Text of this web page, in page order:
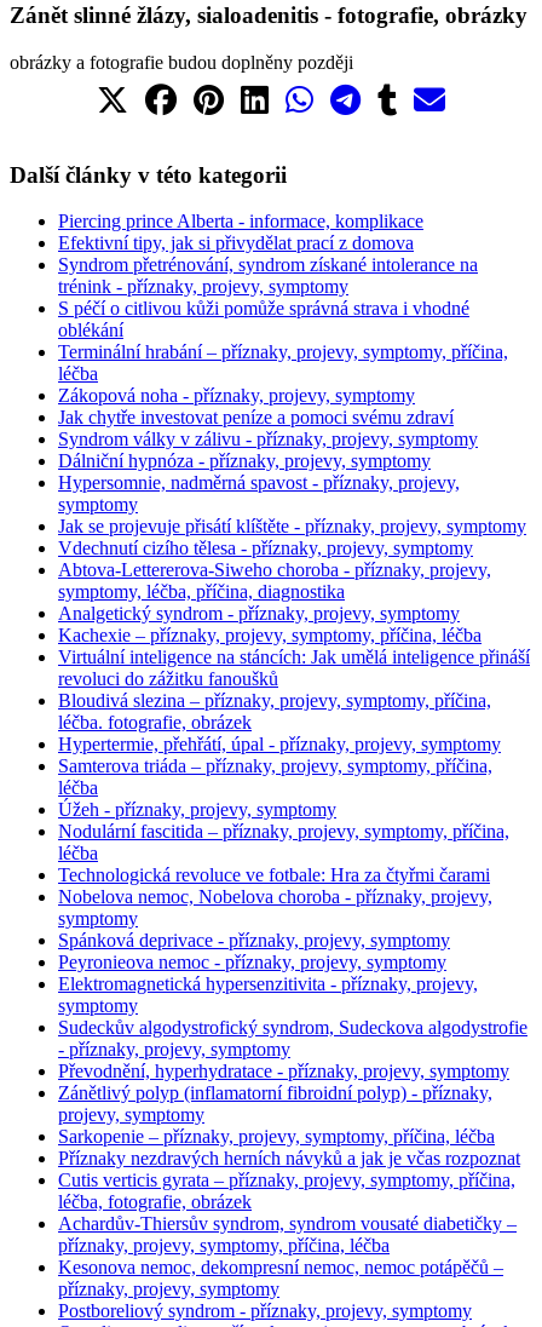
Zánět slinné žlázy, sialoadenitis - fotografie, obrázky
obrázky a fotografie budou doplněny později
Další články v této kategorii
Piercing prince Alberta - informace, komplikace
Efektivní tipy, jak si přivydělat prací z domova
Syndrom přetrénování, syndrom získané intolerance na
trénink - příznaky, projevy, symptomy
S péčí o citlivou kůži pomůže správná strava i vhodné
oblékání
Terminální hrabání – příznaky, projevy, symptomy, příčina,
léčba
Zákopová noha - příznaky, projevy, symptomy
Jak chytře investovat peníze a pomoci svému zdraví
Syndrom války v zálivu - příznaky, projevy, symptomy
Dálniční hypnóza - příznaky, projevy, symptomy
Hypersomnie, nadměrná spavost - příznaky, projevy,
symptomy
Jak se projevuje přisátí klíštěte - příznaky, projevy, symptomy
Vdechnutí cizího tělesa - příznaky, projevy, symptomy
Abtova-Lettererova-Siweho choroba - příznaky, projevy,
symptomy, léčba, příčina, diagnostika
Analgetický syndrom - příznaky, projevy, symptomy
Kachexie – příznaky, projevy, symptomy, příčina, léčba
Virtuální inteligence na stáncích: Jak umělá inteligence přináší
revoluci do zážitku fanoušků
Bloudivá slezina – příznaky, projevy, symptomy, příčina,
léčba. fotografie, obrázek
Hypertermie, přehřátí, úpal - příznaky, projevy, symptomy
Samterova triáda – příznaky, projevy, symptomy, příčina,
léčba
Úžeh - příznaky, projevy, symptomy
Nodulární fascitida – příznaky, projevy, symptomy, příčina,
léčba
Technologická revoluce ve fotbale: Hra za čtyřmi čarami
Nobelova nemoc, Nobelova choroba - příznaky, projevy,
symptomy
Spánková deprivace - příznaky, projevy, symptomy
Peyronieova nemoc - příznaky, projevy, symptomy
Elektromagnetická hypersenzitivita - příznaky, projevy,
symptomy
Sudeckův algodystrofický syndrom, Sudeckova algodystrofie
- příznaky, projevy, symptomy
Převodnění, hyperhydratace - příznaky, projevy, symptomy
Zánětlivý polyp (inflamatorní fibroidní polyp) - příznaky,
projevy, symptomy
Sarkopenie – příznaky, projevy, symptomy, příčina, léčba
Příznaky nezdravých herních návyků a jak je včas rozpoznat
Cutis verticis gyrata – příznaky, projevy, symptomy, příčina,
léčba, fotografie, obrázek
Achardův-Thiersův syndrom, syndrom vousaté diabetičky –
příznaky, projevy, symptomy, příčina, léčba
Kesonova nemoc, dekompresní nemoc, nemoc potápěčů –
příznaky, projevy, symptomy
Postboreliový syndrom - příznaky, projevy, symptomy